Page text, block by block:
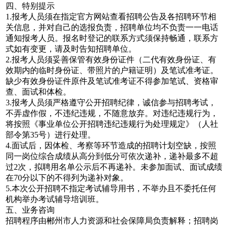
四、特别提示
1.报考人员须在指定官方网站查看招聘公告及各招聘环节相
关信息，并对自己的选报负责，招聘单位均不负责一一电话
通知报考人员。报名时登记的联系方式须保持畅通，联系方
式如有变更，请及时告知招聘单位。
2.报考人员须妥善保管有效身份证件（二代有效身份证、有
效期内的临时身份证、带照片的户籍证明）及笔试准考证。
缺少有效身份证件原件及笔试准考证不得参加笔试、资格审
查、面试和体检。
3.报考人员须严格遵守公开招聘纪律，诚信参与招聘考试，
不弄虚作假，不违纪违规，不随意放弃。对违纪违规行为，
将按照《事业单位公开招聘违纪违规行为处理规定》（人社
部令第35号）进行处理。
4.面试后，因体检、考察等环节造成的招聘计划空缺，按照
同一岗位综合成绩从高分到低分可依次递补，递补最多不超
过2次，拟聘用名单公示后不再递补。未参加面试、面试成绩
在70分以下的不得列为递补对象。
5.本次公开招聘不指定考试辅导用书，不举办且不委托任何
机构举办考试辅导培训班。
五、业务咨询
招聘程序由郴州市人力资源和社会保障局负责解释；招聘岗